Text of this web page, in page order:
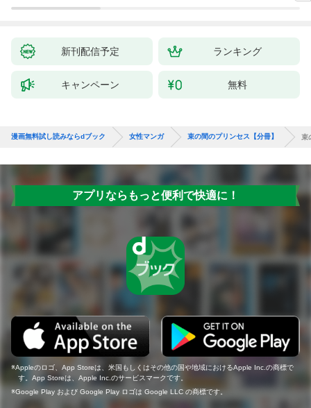
新刊配信予定 ランキング
キャンペーン 無料
漫画無料試し読みならdブック 女性マンガ 束の間のプリンセス【分冊】 束
アプリならもっと便利で快適に！
Appleのロゴ、App Storeは、米国もしくはその他の国や地域におけるApple Inc.の商標で
す。App Storeは、Apple Inc.のサービスマークです。
Google Play および Google Play ロゴは Google LLC の商標です。